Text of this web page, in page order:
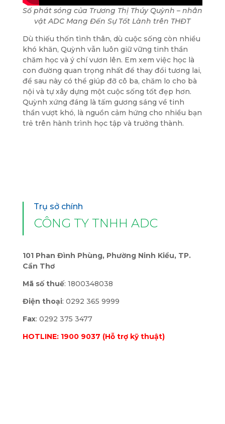
Số phát sóng của Trương Thị Thúy Quỳnh – nhân
vật ADC Mang Đến Sự Tốt Lành trên THĐT
Dù thiếu thốn tình thân, dù cuộc sống còn nhiều
khó khăn, Quỳnh vẫn luôn giữ vững tinh thần
chăm học và ý chí vươn lên. Em xem việc học là
con đường quan trọng nhất để thay đổi tương lai,
để sau này có thể giúp đỡ cô ba, chăm lo cho bà
nội và tự xây dựng một cuộc sống tốt đẹp hơn.
Quỳnh xứng đáng là tấm gương sáng về tinh
thần vượt khó, là nguồn cảm hứng cho nhiều bạn
trẻ trên hành trình học tập và trưởng thành.
Trụ sở chính
CÔNG TY TNHH ADC
101 Phan Đình Phùng, Phường Ninh Kiều, TP.
Cần Thơ
Mã số thuế: 1800348038
Điện thoại: 0292 365 9999
Fax: 0292 375 3477
HOTLINE: 1900 9037 (Hỗ trợ kỹ thuật)